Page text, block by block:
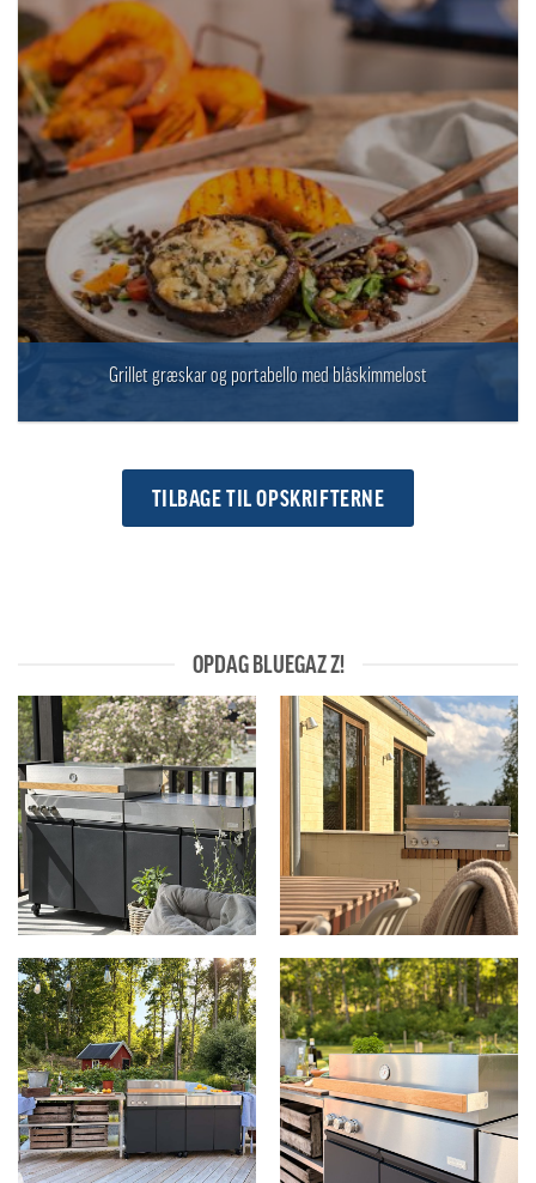
Grillet græskar og portabello med blåskimmelost
TILBAGE TIL OPSKRIFTERNE
OPDAG BLUEGAZ Z!